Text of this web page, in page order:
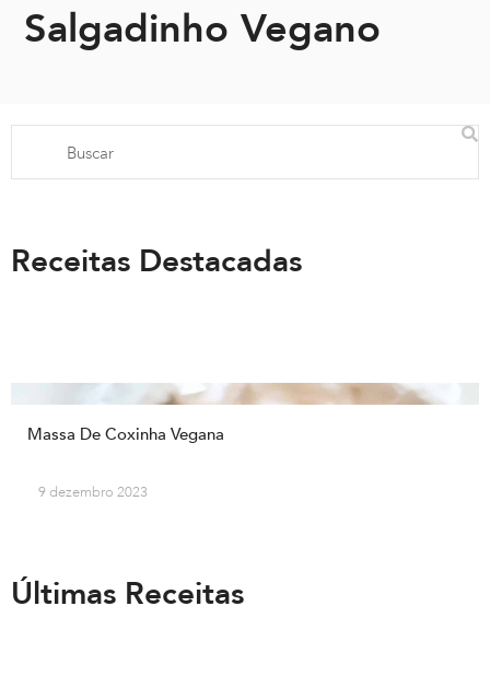
Salgadinho Vegano
Receitas Destacadas
Massa De Coxinha Vegana
9 dezembro 2023
Últimas Receitas